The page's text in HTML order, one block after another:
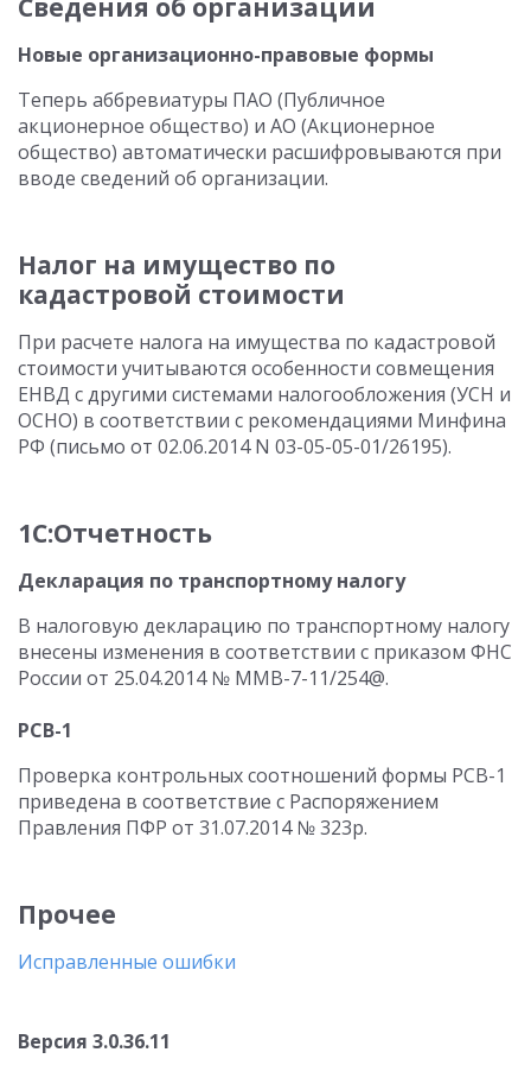
Сведения об организации
Новые организационно-правовые формы
Теперь аббревиатуры ПАО (Публичное
акционерное общество) и АО (Акционерное
общество) автоматически расшифровываются при
вводе сведений об организации.
Налог на имущество по
кадастровой стоимости
При расчете налога на имущества по кадастровой
стоимости учитываются особенности совмещения
ЕНВД с другими системами налогообложения (УСН и
ОСНО) в соответствии с рекомендациями Минфина
РФ (письмо от 02.06.2014 N 03-05-05-01/26195).
1С:Отчетность
Декларация по транспортному налогу
В налоговую декларацию по транспортному налогу
внесены изменения в соответствии с приказом ФНС
России от 25.04.2014 № ММВ-7-11/254@.
РСВ-1
Проверка контрольных соотношений формы РСВ-1
приведена в соответствие с Распоряжением
Правления ПФР от 31.07.2014 № 323р.
Прочее
Исправленные ошибки
Версия 3.0.36.11